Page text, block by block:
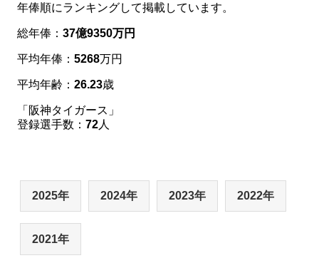
年俸順にランキングして掲載しています。
総年俸：37億9350万円
平均年俸：5268万円
平均年齢：26.23歳
「阪神タイガース」
登録選手数：72人
2025年 2024年 2023年 2022年
2021年